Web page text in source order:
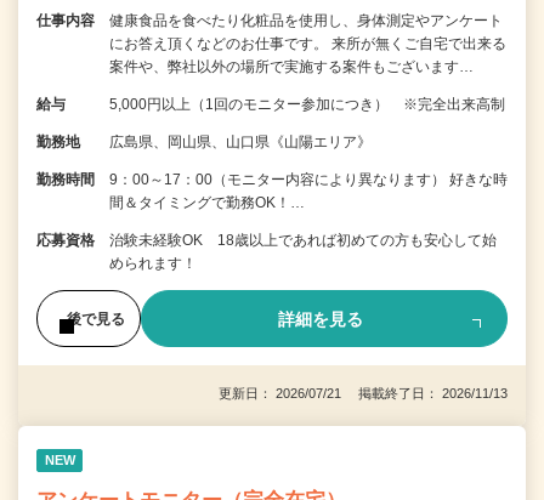
仕事内容
健康食品を食べたり化粧品を使用し、身体測定やアンケート
にお答え頂くなどのお仕事です。 来所が無くご自宅で出来る
案件や、弊社以外の場所で実施する案件もございます…
給与 5,000円以上（1回のモニター参加につき） ※完全出来高制
勤務地 広島県、岡山県、山口県《山陽エリア》
勤務時間
9：00～17：00（モニター内容により異なります） 好きな時
間＆タイミングで勤務OK！…
応募資格
治験未経験OK 18歳以上であれば初めての方も安心して始
められます！
後で見る 詳細を見る
更新日： 2026/07/21 掲載終了日： 2026/11/13
NEW